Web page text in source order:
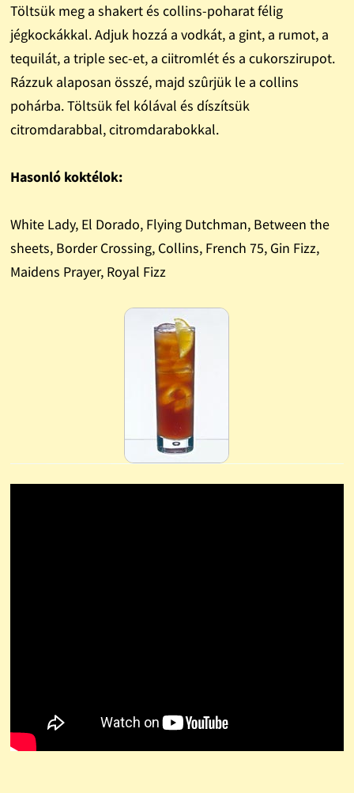
Töltsük meg a shakert és collins-poharat félig
jégkockákkal. Adjuk hozzá a vodkát, a gint, a rumot, a
tequilát, a triple sec-et, a ciitromlét és a cukorszirupot.
Rázzuk alaposan összé, majd szûrjük le a collins
pohárba. Töltsük fel kólával és díszítsük
citromdarabbal, citromdarabokkal.
Hasonló koktélok:
White Lady, El Dorado, Flying Dutchman, Between the
sheets, Border Crossing, Collins, French 75, Gin Fizz,
Maidens Prayer, Royal Fizz